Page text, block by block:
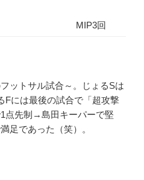
MIP3回
ットサル試合～。じょるSは
Fには最後の試合で「超攻撃
点先制→島田キーパーで堅
足であった（笑）。